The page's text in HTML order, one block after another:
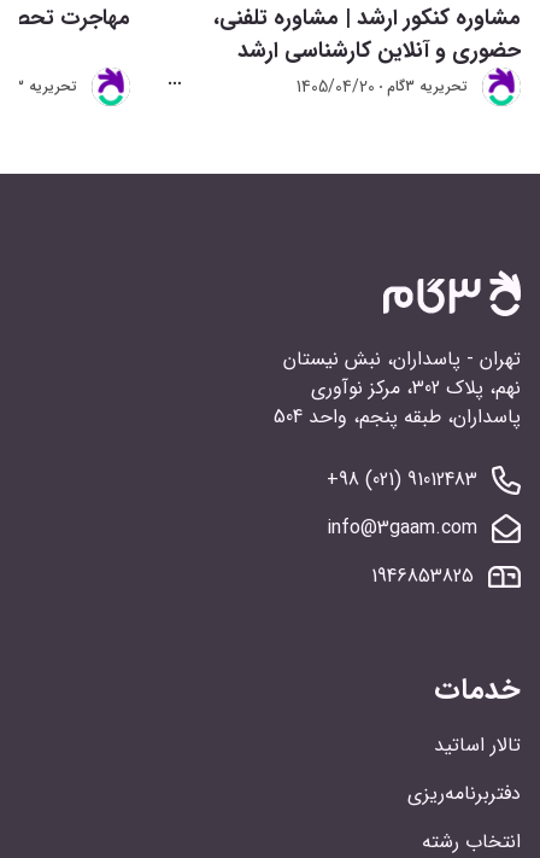
مشاوره کنکور ارشد | مشاوره تلفنی،
حضوری و آنلاین کارشناسی ارشد
تحريريه 3گام 1405/04/20
مهاجرت
تحريريه 3گام
تهران - پاسداران، نبش نیستان
نهم، پلاک 302، مرکز نوآوری
پاسداران، طبقه پنجم، واحد 504
91012483 (021) 98+
info@3gaam.com
1946853825
خدمات
تالار اساتید
دفتربرنامه‌ریزی
انتخاب رشته